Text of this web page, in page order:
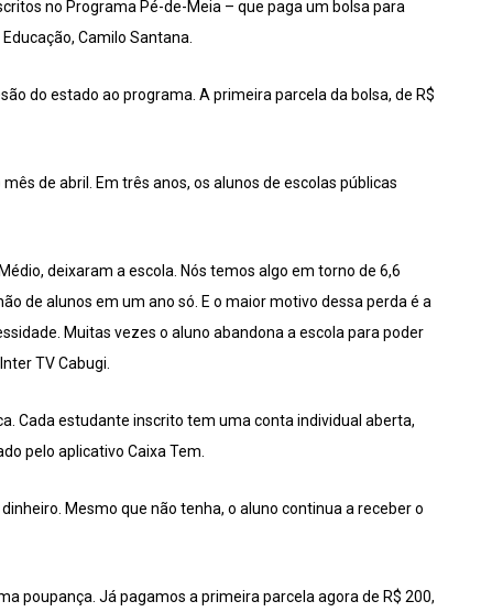
no Programa Pé-de-Meia – que paga um bolsa para
Camilo Santana.
do estado ao programa. A primeira parcela da bolsa, de R$
de abril. Em três anos, os alunos de escolas públicas
deixaram a escola. Nós temos algo em torno de 6,6
de alunos em um ano só. E o maior motivo dessa perda é a
Muitas vezes o aluno abandona a escola para poder
TV Cabugi.
Cada estudante inscrito tem uma conta individual aberta,
pelo aplicativo Caixa Tem.
Mesmo que não tenha, o aluno continua a receber o
poupança. Já pagamos a primeira parcela agora de R$ 200,